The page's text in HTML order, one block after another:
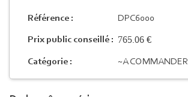
Référence : DPC6000
Prix public conseillé : 765.06 €
Catégorie : ~A COMMANDER